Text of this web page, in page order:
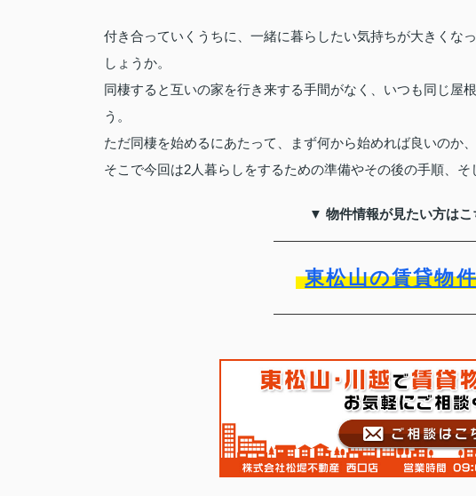
付き合っていくうちに、一緒に暮らしたい気持ちが大きくな
しょうか。
同棲すると互いの家を行き来する手間がなく、いつも同じ屋
う。
ただ同棲を始めるにあたって、まず何から始めれば良いのか
そこで今回は2人暮らしをするための準備やその後の手順、そ
▼ 物件情報が見たい方は
東松山の賃貸物